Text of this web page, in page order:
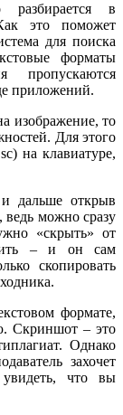
в
это поможет
для поиска
форматы
пропускаются
приложений.
изображение, то
Для этого
на клавиатуре,
дальше открыв
ведь можно сразу
«скрыть» от
– и он сам
скопировать
формате,
Скриншот – это
Однако
захочет
что вы